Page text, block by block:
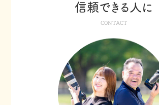
信頼できる人に
CONTACT